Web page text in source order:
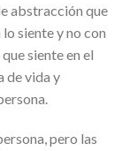
abstracción que
siente y no con
siente en el
de vida y
pero las